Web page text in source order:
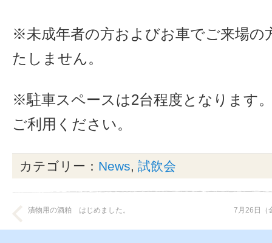
※未成年者の方およびお車でご来場の
たしません。
※駐車スペースは2台程度となります
ご利用ください。
カテゴリー： News, 試飲会
漬物用の酒粕 はじめました。 7月26日（